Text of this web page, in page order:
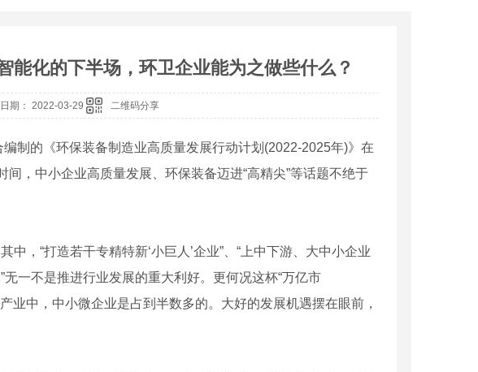
能化的下半场，环卫企业能为之做些什么？
期： 2022-03-29 二维码分享
的《环保装备制造业高质量发展行动计划(2022-2025年)》在
，中小企业高质量发展、环保装备迈进“高精尖”等话题不绝于
“打造若干专精特新‘小巨人’企业”、“上中下游、大中小企业
一不是推进行业发展的重大利好。更何况这杯“万亿市
业中，中小微企业是占到半数多的。大好的发展机遇摆在眼前，